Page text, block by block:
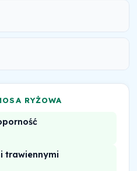
RYŻOWA
trawiennymi